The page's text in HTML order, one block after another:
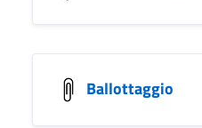
Ballottaggio